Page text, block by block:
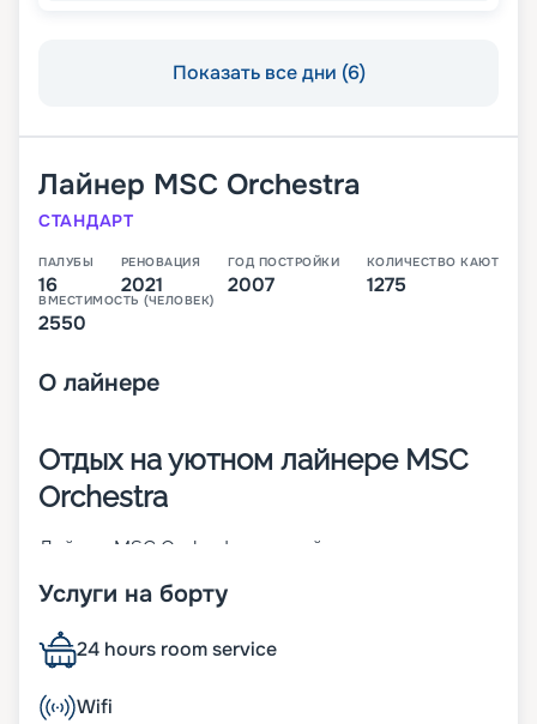
Показать все дни (6)
Лайнер MSC Orchestra
СТАНДАРТ
ПАЛУБЫ
16
РЕНОВАЦИЯ
2021
ГОД ПОСТРОЙКИ
2007
КОЛИЧЕСТВО КАЮТ
1275
ВМЕСТИМОСТЬ (ЧЕЛОВЕК)
2550
О лайнере
Отдых на уютном лайнере MSC
Orchestra
Лайнер MSC Orchestra – яркий представитель
через 10 лет претерпел реновацию. Корабль
продуманными дизайнами. На борту могут
находится до 2 550 человек. Другие
характеристики:
• ширина – 32 м;
Услуги на борту
24 hours room service
Wifi